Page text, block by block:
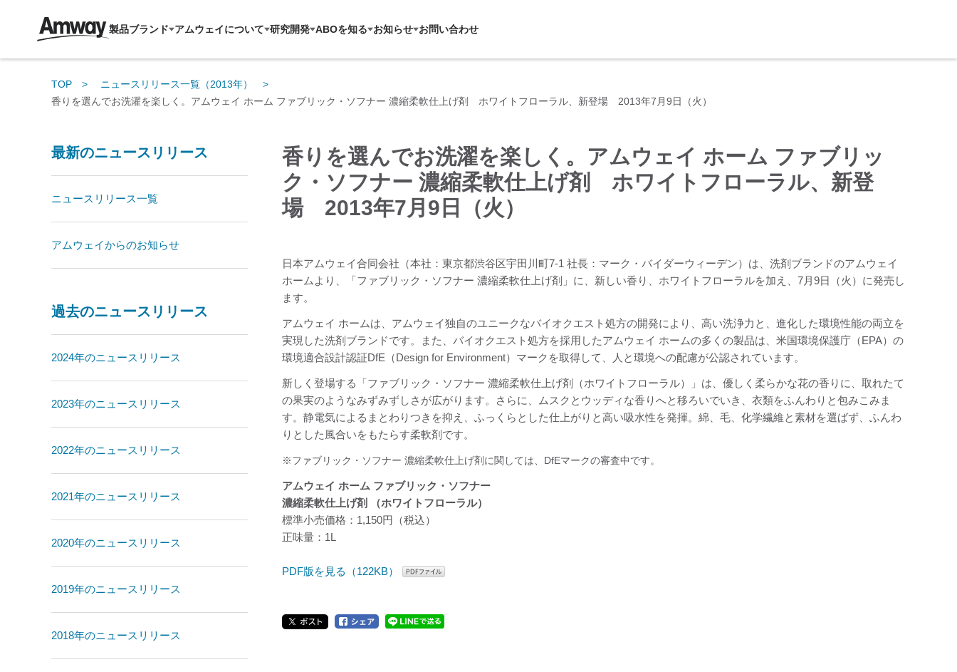
製品ブランド アムウェイについて 研究開発 ABOを知る お知らせ お問い合わせ
TOP
ニュースリリース一覧（2013年）
香りを選んでお洗濯を楽しく。アムウェイ ホーム ファブリック・ソフナー 濃縮柔軟仕上げ剤 ホワイトフローラル、新登場 2013年7月9日（火）
香りを選んでお洗濯を楽しく。アムウェイ ホーム ファブリッ
ク・ソフナー 濃縮柔軟仕上げ剤 ホワイトフローラル、新登
場 2013年7月9日（火）
日本アムウェイ合同会社（本社：東京都渋谷区宇田川町7-1 社長：マーク・バイダーウィーデン）は、洗剤ブランドのアムウェイ
ホームより、「ファブリック・ソフナー 濃縮柔軟仕上げ剤」に、新しい香り、ホワイトフローラルを加え、7月9日（火）に発売し
ます。
アムウェイ ホームは、アムウェイ独自のユニークなバイオクエスト処方の開発により、高い洗浄力と、進化した環境性能の両立を
実現した洗剤ブランドです。また、バイオクエスト処方を採用したアムウェイ ホームの多くの製品は、米国環境保護庁（EPA）の
環境適合設計認証DfE（Design for Environment）マークを取得して、人と環境への配慮が公認されています。
新しく登場する「ファブリック・ソフナー 濃縮柔軟仕上げ剤（ホワイトフローラル）」は、優しく柔らかな花の香りに、取れたて
の果実のようなみずみずしさが広がります。さらに、ムスクとウッディな香りへと移ろいでいき、衣類をふんわりと包みこみま
す。静電気によるまとわりつきを抑え、ふっくらとした仕上がりと高い吸水性を発揮。綿、毛、化学繊維と素材を選ばず、ふんわ
りとした風合いをもたらす柔軟剤です。
※ファブリック・ソフナー 濃縮柔軟仕上げ剤に関しては、DfEマークの審査中です。
アムウェイ ホーム ファブリック・ソフナー
濃縮柔軟仕上げ剤 （ホワイトフローラル）
標準小売価格：1,150円（税込）
正味量：1L
PDF版を見る（122KB）
最新のニュースリリース
ニュースリリース一覧
アムウェイからのお知らせ
過去のニュースリリース
2024年のニュースリリース
2023年のニュースリリース
2022年のニュースリリース
2021年のニュースリリース
2020年のニュースリリース
2019年のニュースリリース
2018年のニュースリリース